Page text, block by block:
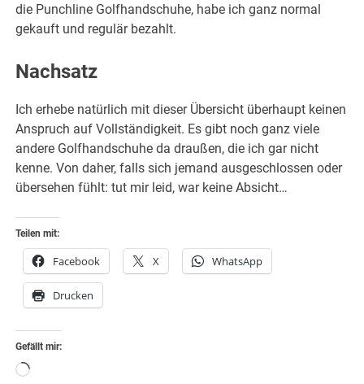
die Punchline Golfhandschuhe, habe ich ganz normal
gekauft und regulär bezahlt.
Nachsatz
Ich erhebe natürlich mit dieser Übersicht überhaupt keinen
Anspruch auf Vollständigkeit. Es gibt noch ganz viele
andere Golfhandschuhe da draußen, die ich gar nicht
kenne. Von daher, falls sich jemand ausgeschlossen oder
übersehen fühlt: tut mir leid, war keine Absicht…
Teilen mit:
Facebook X WhatsApp
Drucken
Gefällt mir:
Wird